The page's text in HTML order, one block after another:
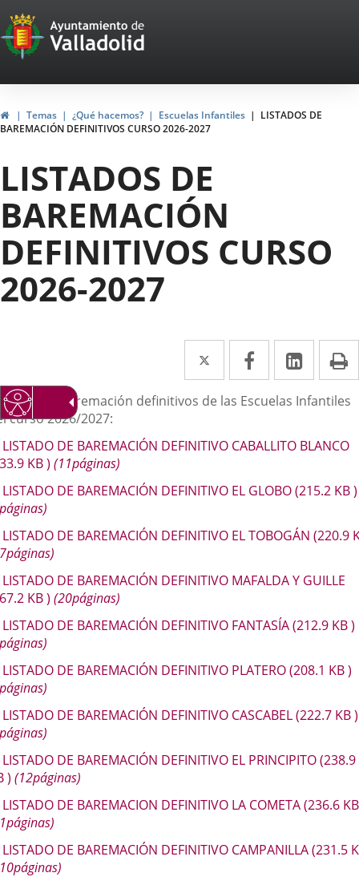
Portal
Web
del
Ayuntamiento
de
Valladolid
InicioTemas ¿Qué hacemos? Escuelas Infantiles
LISTADOS DE
BAREMACIÓN DEFINITIVOS CURSO 2026-2027
LISTADOS DE
BAREMACIÓN
DEFINITIVOS CURSO
2026-2027
Twitter
Enlace
a
una
aplicación
Facebook
Enlace
a
una
aplicación
Enlace
a
una
de baremación definitivos de las Escuelas Infantiles
curso 2026/2027:
LISTADO DE BAREMACIÓN DEFINITIVO CABALLITO BLANCO
KB) (11páginas)
LISTADO DE BAREMACIÓN DEFINITIVO EL GLOBO(215.2 KB)
LISTADO DE BAREMACIÓN DEFINITIVO EL TOBOGÁN (220.9
LISTADO DE BAREMACIÓN DEFINITIVO MAFALDA Y GUILLE
KB) (20páginas)
LISTADO DE BAREMACIÓN DEFINITIVO FANTASÍA(212.9 KB)
LISTADO DE BAREMACIÓN DEFINITIVO PLATERO(208.1 KB)
LISTADO DE BAREMACIÓN DEFINITIVO CASCABEL(222.7 KB)
LISTADO DE BAREMACIÓN DEFINITIVO EL PRINCIPITO(238.9
) (12páginas)
LISTADO DE BAREMACION DEFINITIVO LA COMETA(236.6
LISTADO DE BAREMACIÓN DEFINITIVO CAMPANILLA(231.5